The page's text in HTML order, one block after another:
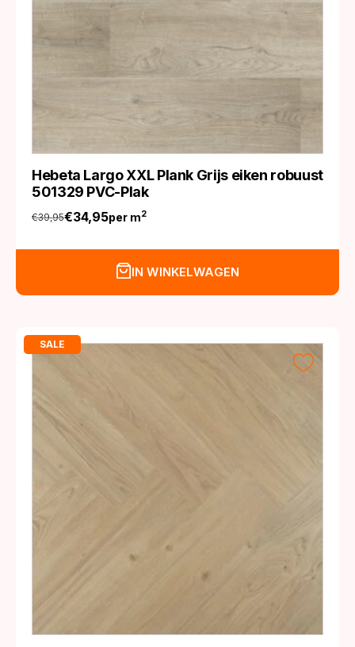
Hebeta Largo XXL Plank Grijs eiken robuust
501329 PVC-Plak
€39,95
Oorspronkelijke
prijs
€34,95
Huidige
prijs
per m2
IN WINKELWAGEN
SALE